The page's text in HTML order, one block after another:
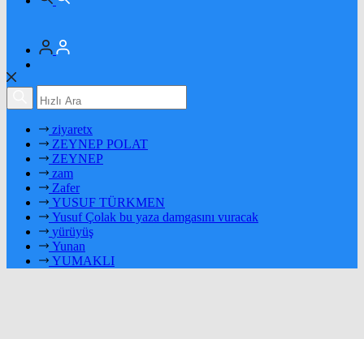
ziyaretx
ZEYNEP POLAT
ZEYNEP
zam
Zafer
YUSUF TÜRKMEN
Yusuf Çolak bu yaza damgasını vuracak
yürüyüş
Yunan
YUMAKLI